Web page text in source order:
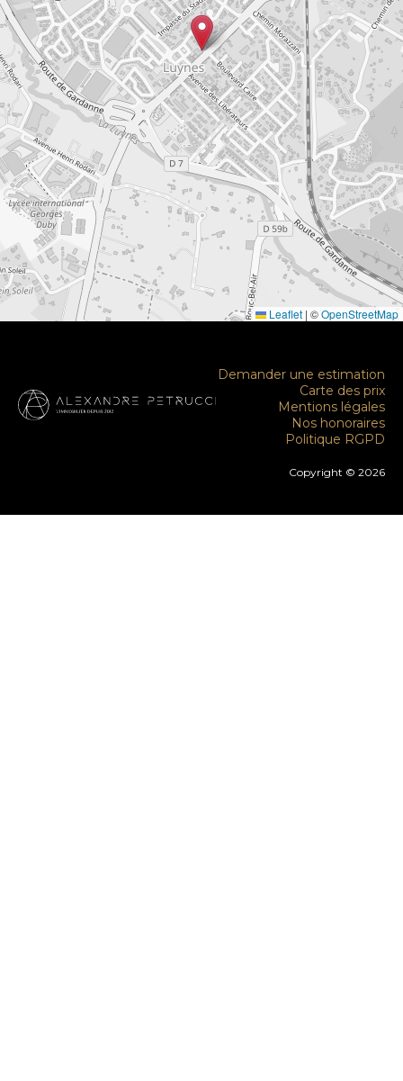
Leaflet | ©OpenStreetMap
Demander une estimation
Carte des prix
Mentions légales
Nos honoraires
Politique RGPD
Copyright © 2026